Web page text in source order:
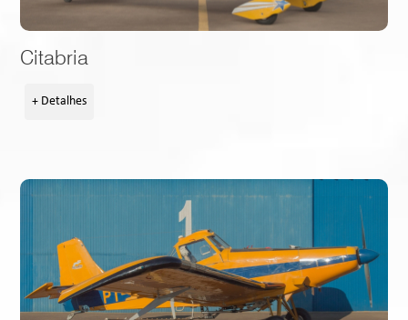
Citabria
+ Detalhes